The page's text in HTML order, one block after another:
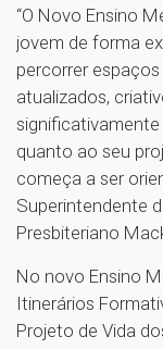
“O Novo Ensino
jovem de forma
percorrer
atualizados,
significativamente
quanto ao seu
começa a ser
Superintendente
Presbiteriano
No novo Ensino
Itinerários
Projeto de Vida